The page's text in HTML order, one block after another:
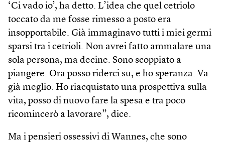
‘Ci vado io’, ha detto. L’idea che quel cetriolo
toccato da me fosse rimesso a posto era
insopportabile. Già immaginavo tutti i miei germi
sparsi tra i cetrioli. Non avrei fatto ammalare una
sola persona, ma decine. Sono scoppiato a
piangere. Ora posso riderci su, e ho speranza. Va
già meglio. Ho riacquistato una prospettiva sulla
vita, posso di nuovo fare la spesa e tra poco
ricomincerò a lavorare”, dice.
Ma i pensieri ossessivi di Wannes, che sono